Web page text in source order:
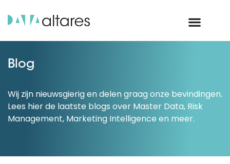
Blog
Wij zijn nieuwsgierig en delen graag onze bevindingen.
Lees hier de laatste blogs over Master Data, Risk
Management, Marketing Intelligence en meer.